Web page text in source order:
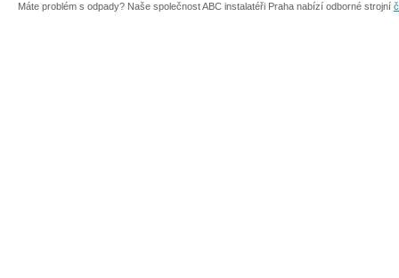
Máte problém s odpady? Naše společnost ABC instalatéři Praha nabízí odborné strojní